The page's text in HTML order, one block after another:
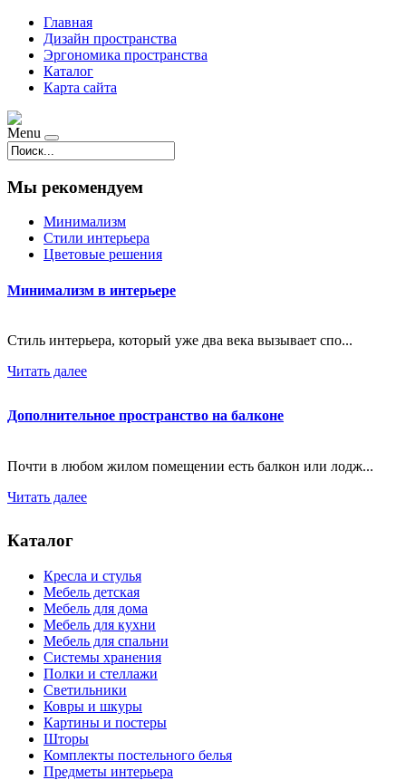
Главная
Дизайн пространства
Эргономика пространства
Каталог
Карта сайта
Menu
Мы рекомендуем
Минимализм
Стили интерьера
Цветовые решения
Минимализм в интерьере
Стиль интерьера, который уже два века вызывает спо...
Читать далее
Дополнительное пространство на балконе
Почти в любом жилом помещении есть балкон или лодж...
Читать далее
Каталог
Кресла и стулья
Мебель детская
Мебель для дома
Мебель для кухни
Мебель для спальни
Системы хранения
Полки и стеллажи
Светильники
Ковры и шкуры
Картины и постеры
Шторы
Комплекты постельного белья
Предметы интерьера